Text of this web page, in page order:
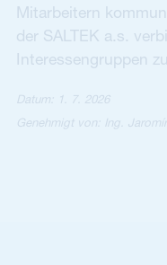
Mitarbeitern
der SALTEK a.s.
Interessengruppen
Datum: 1. 7. 2026
Genehmigt von: Ing.